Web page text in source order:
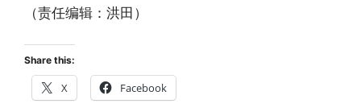
（责任编辑：洪田）
Share this:
X Facebook